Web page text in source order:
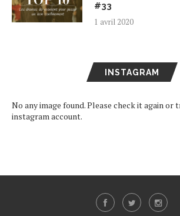
#33
1 avril 2020
INSTAGRAM
No any image found. Please check it again
instagram account.